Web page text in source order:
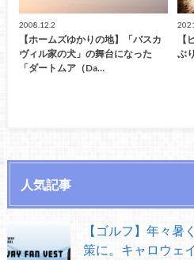
2008.12.2
【ホームズゆかりの地】「バスカ
ヴィル家の犬」の舞台になった
「ダートムア（Da…
ぶ
人気記事
【ゴルフ】年々暑
策に。キャロウェ